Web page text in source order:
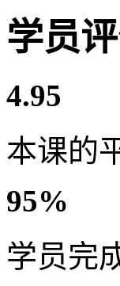
学员
4.95
本课的
95%
学员完